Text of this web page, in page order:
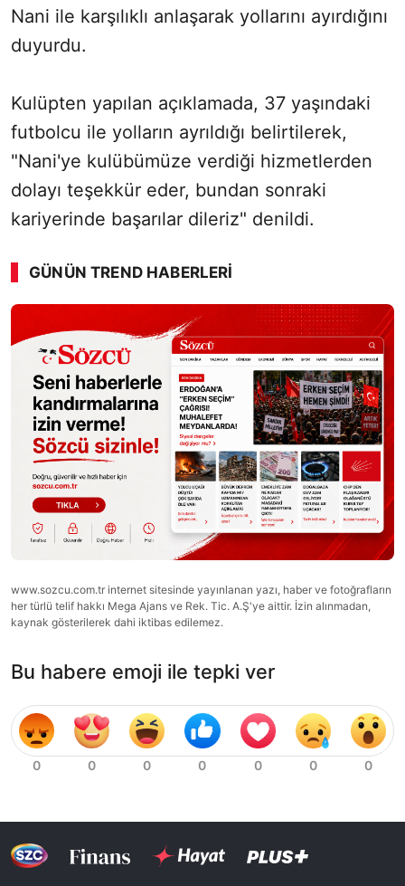
Nani ile karşılıklı anlaşarak yollarını ayırdığını
duyurdu.
Kulüpten yapılan açıklamada, 37 yaşındaki
futbolcu ile yolların ayrıldığı belirtilerek,
"Nani'ye kulübümüze verdiği hizmetlerden
dolayı teşekkür eder, bundan sonraki
kariyerinde başarılar dileriz" denildi.
GÜNÜN TREND HABERLERI
www.sozcu.com.tr internet sitesinde yayınlanan yazı, haber ve fotoğrafların
her türlü telif hakkı Mega Ajans ve Rek. Tic. A.Ş'ye aittir. İzin alınmadan,
kaynak gösterilerek dahi iktibas edilemez.
Bu habere emoji ile tepki ver